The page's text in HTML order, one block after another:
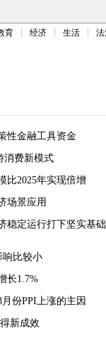
育 经济 生活
性金融工具资金
消费新模式
比2025年实现倍增
场景应用
稳定运行打下坚实基础
响比较小
长1.7%
份PPI上涨的主因
新成效